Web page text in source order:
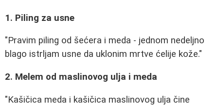
1. Piling za usne
"Pravim piling od šećera i meda - jednom nedeljno
blago istrljam usne da uklonim mrtve ćelije kože."
2. Melem od maslinovog ulja i meda
"Kašičica meda i kašičica maslinovog ulja čine